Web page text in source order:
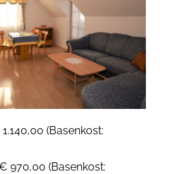
(Basenkost:
970,00 (Basenkost: